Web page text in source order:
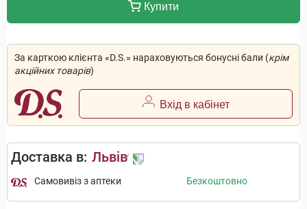
Купити
За карткою клієнта «D.S.» нараховуються бонусні бали (крім
акційних товарів)
Вхід в кабінет
Доставка в: Львів
Самовивіз з аптеки Безкоштовно